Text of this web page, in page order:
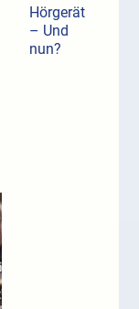
Hörgerät
– Und
nun?